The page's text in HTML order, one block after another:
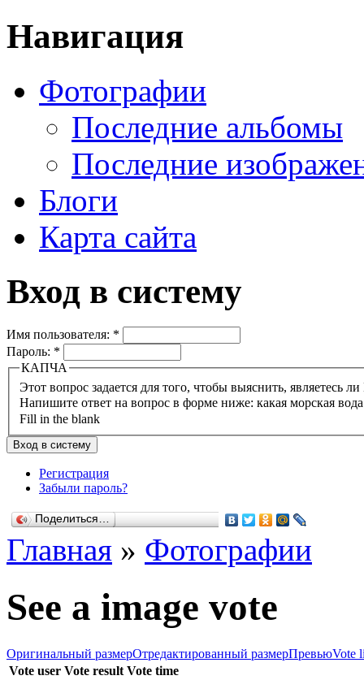
Навигация
Фотографии
Последние альбомы
Последние
Блоги
Карта сайта
Вход в систему
Имя пользователя: *
Пароль: *
КАПЧА
Напишите ответ на вопрос в форме ниже: какая морская
Fill in the blank
Регистрация
Забыли пароль?
Поделиться…
Главная » Фотографии
See a image vote
Оригинальный размерОтредактированный размерПревьюVote
Vote user Vote result Vote time